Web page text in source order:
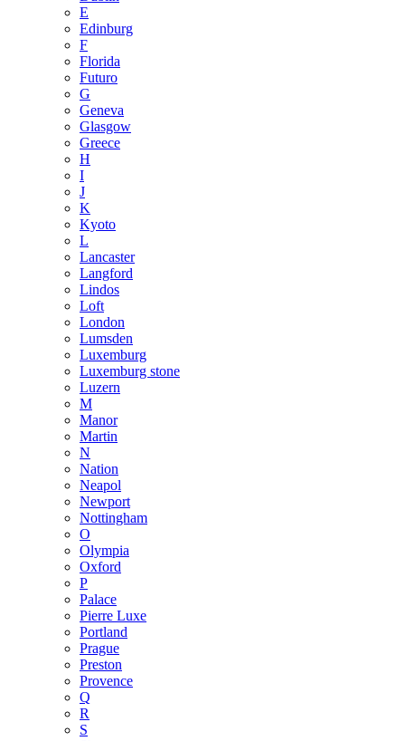
E
Edinburg
F
Florida
Futuro
G
Geneva
Glasgow
Greece
H
I
J
K
Kyoto
L
Lancaster
Langford
Lindos
Loft
London
Lumsden
Luxemburg
Luxemburg stone
Luzern
M
Manor
Martin
N
Nation
Neapol
Newport
Nottingham
O
Olympia
Oxford
P
Palace
Pierre Luxe
Portland
Prague
Preston
Provence
Q
R
S